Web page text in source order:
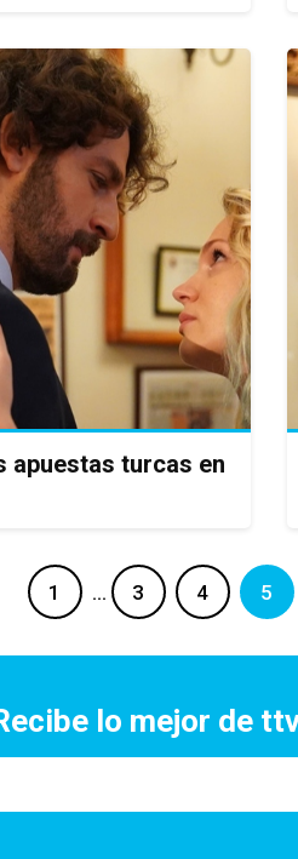
apuestas turcas en
1 … 3 4 5
lo mejor de